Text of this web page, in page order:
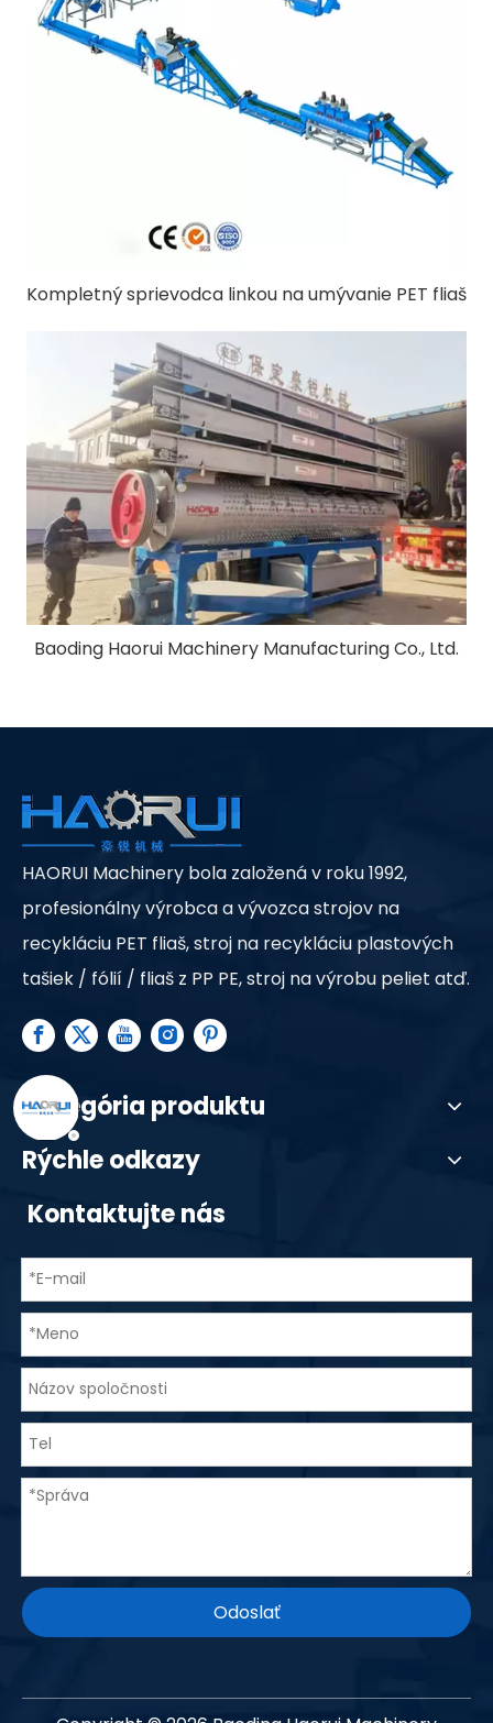
Kompletný sprievodca linkou na umývanie PET fliaš
Baoding Haorui Machinery Manufacturing Co., Ltd.
HAORUI Machinery bola založená v roku 1992,
profesionálny výrobca a vývozca strojov na
recykláciu PET fliaš, stroj na recykláciu plastových
tašiek / fólií / fliaš z PP PE, stroj na výrobu peliet atď.
Kategória produktu
Rýchle odkazy
Kontaktujte nás
Odoslať